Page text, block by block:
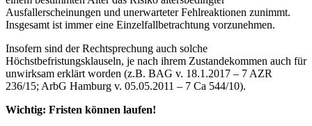
Ausfallerscheinungen und unerwarteter Fehlreaktionen zunimmt.
Insgesamt ist immer eine Einzelfallbetrachtung vorzunehmen.
Insofern sind der Rechtsprechung auch solche
Höchstbefristungsklauseln, je nach ihrem Zustandekommen auch für
unwirksam erklärt worden (z.B. BAG v. 18.1.2017 – 7 AZR
236/15; ArbG Hamburg v. 05.05.2011 – 7 Ca 544/10).
Wichtig: Fristen können laufen!